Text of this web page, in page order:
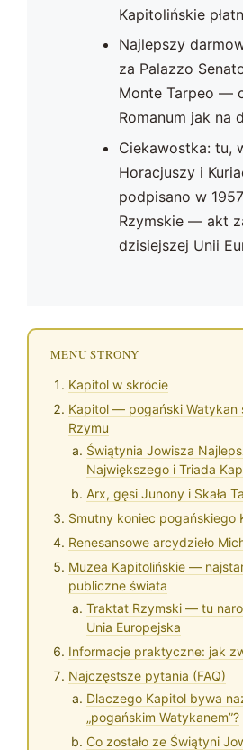
Kapitolińskie
Najlepszy
za Palazzo
Monte Tarpeo —
Romanum jak na
Ciekawostka: tu,
Horacjuszy i
podpisano w
Rzymskie — akt
dzisiejszej Unii
MENU STRONY
Kapitol w skrócie
Kapitol — pogański Watykan
Rzymu
Świątynia Jowisza
Największego i Triada
Arx, gęsi Junony i Skała
Smutny koniec pogańskiego
Renesansowe arcydzieło
Muzea Kapitolińskie —
publiczne świata
Traktat Rzymski — tu
Unia Europejska
Informacje praktyczne: jak
Najczęstsze pytania (FAQ)
Dlaczego Kapitol bywa
„pogańskim Watykanem”?
Co zostało ze Świątyni